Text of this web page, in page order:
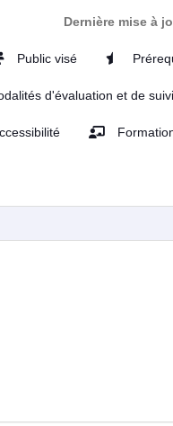
Dernière mise à
Public visé
d'évaluation et de suivi